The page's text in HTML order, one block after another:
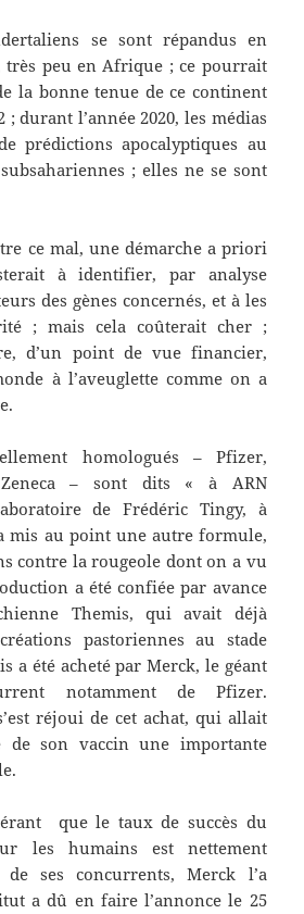
se sont répandus en
très peu en Afrique ; ce pourrait
la bonne tenue de ce continent
; durant l’année 2020, les médias
prédictions apocalyptiques au
; elles ne se sont
ce mal, une démarche a priori
à identifier, par analyse
des gènes concernés, et à les
; mais cela coûterait cher ;
d’un point de vue financier,
à l’aveuglette comme on a
homologués – Pfizer,
– sont dits « à ARN
de Frédéric Tingy, à
mis au point une autre formule,
contre la rougeole dont on a vu
a été confiée par avance
Themis, qui avait déjà
pastoriennes au stade
a été acheté par Merck, le géant
notamment de Pfizer.
réjoui de cet achat, qui allait
de son vaccin une importante
que le taux de succès du
les humains est nettement
ses concurrents, Merck l’a
a dû en faire l’annonce le 25